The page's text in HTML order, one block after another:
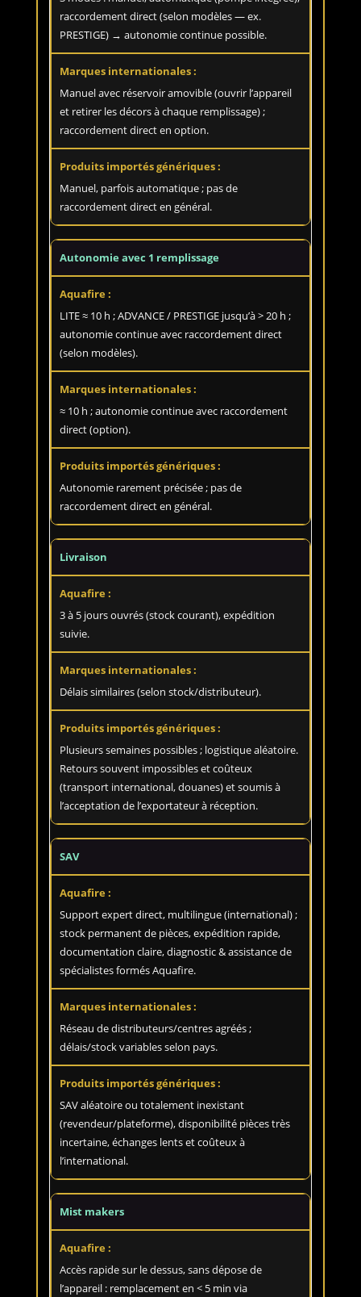
raccordement direct (selon modèles — ex.
PRESTIGE) → autonomie continue possible.
Manuel avec réservoir amovible (ouvrir l’appareil
et retirer les décors à chaque remplissage) ;
raccordement direct en option.
Manuel, parfois automatique ; pas de
raccordement direct en général.
Autonomie avec 1 remplissage
LITE ≈ 10 h ; ADVANCE / PRESTIGE jusqu’à > 20 h ;
autonomie continue avec raccordement direct
(selon modèles).
≈ 10 h ; autonomie continue avec raccordement
direct (option).
Autonomie rarement précisée ; pas de
raccordement direct en général.
Livraison
3 à 5 jours ouvrés (stock courant), expédition
suivie.
Délais similaires (selon stock/distributeur).
Plusieurs semaines possibles ; logistique aléatoire.
Retours souvent impossibles et coûteux
(transport international, douanes) et soumis à
l’acceptation de l’exportateur à réception.
SAV
Support expert direct, multilingue (international) ;
stock permanent de pièces, expédition rapide,
documentation claire, diagnostic & assistance de
spécialistes formés Aquafire.
Réseau de distributeurs/centres agréés ;
délais/stock variables selon pays.
SAV aléatoire ou totalement inexistant
(revendeur/plateforme), disponibilité pièces très
incertaine, échanges lents et coûteux à
l’international.
Mist makers
Accès rapide sur le dessus, sans dépose de
l’appareil : remplacement en < 5 min via